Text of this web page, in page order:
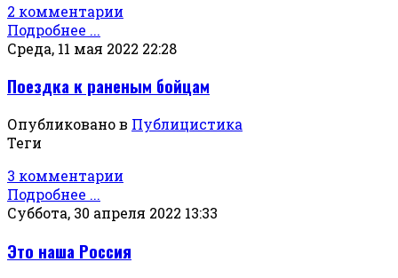
2 комментарии
Подробнее ...
Среда, 11 мая 2022 22:28
Поездка к раненым бойцам
Опубликовано в Публицистика
Теги
3 комментарии
Подробнее ...
Суббота, 30 апреля 2022 13:33
Это наша Россия